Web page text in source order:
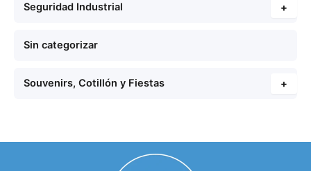
Seguridad Industrial +
Sin categorizar
Souvenirs, Cotillón y Fiestas +